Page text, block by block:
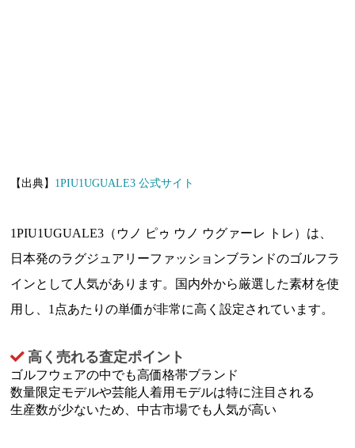
【出典】 1PIU1UGUALE3 公式サイト
1PIU1UGUALE3（ウノ ピゥ ウノ ウグァーレ トレ）は、
日本発のラグジュアリーファッションブランドのゴルフラ
インとして人気があります。国内外から厳選した素材を使
用し、1点あたりの単価が非常に高く設定されています。
高く売れる査定ポイント
ゴルフウェアの中でも高価格帯ブランド
数量限定モデルや芸能人着用モデルは特に注目される
生産数が少ないため、中古市場でも人気が高い